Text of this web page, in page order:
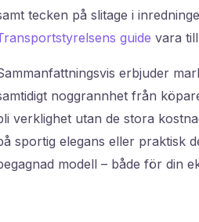
tecken på slitage i
guide vara
erbjuder
noggrannhet från
verklighet utan de stora
sportig elegans eller praktisk
modell – både för din